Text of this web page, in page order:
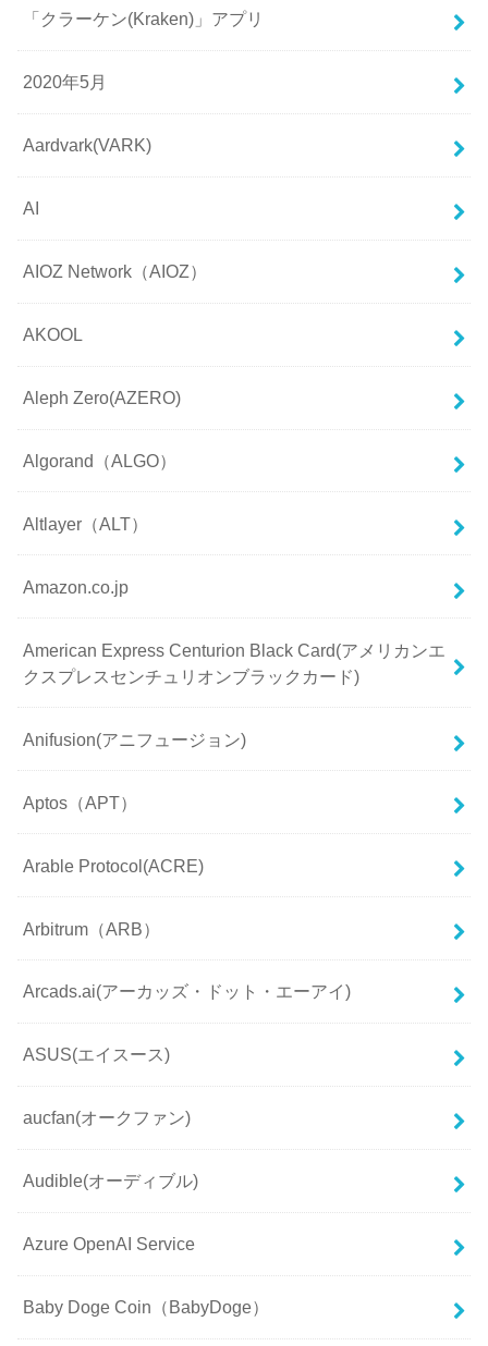
「クラーケン(Kraken)」アプリ
2020年5月
Aardvark(VARK)
AI
AIOZ Network（AIOZ）
AKOOL
Aleph Zero(AZERO)
Algorand（ALGO）
Altlayer（ALT）
Amazon.co.jp
American Express Centurion Black Card(アメリカンエ
クスプレスセンチュリオンブラックカード)
Anifusion(アニフュージョン)
Aptos（APT）
Arable Protocol(ACRE)
Arbitrum（ARB）
Arcads.ai(アーカッズ・ドット・エーアイ)
ASUS(エイスース)
aucfan(オークファン)
Audible(オーディブル)
Azure OpenAI Service
Baby Doge Coin（BabyDoge）